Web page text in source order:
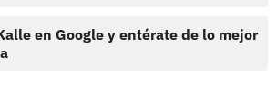
en Google y entérate de lo mejor